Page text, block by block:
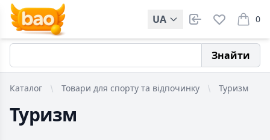
UA 0
items
Знайти
Каталог Товари для спорту та відпочинку Туризм
Туризм